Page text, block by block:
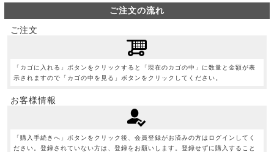
ご注文の流れ
ご注文
「カゴに入れる」ボタンをクリックすると「現在のカゴの中」に数量と金額が表
示されますので「カゴの中を見る」ボタンをクリックしてください。
お客様情報
「購入手続きへ」ボタンをクリック後、会員登録がお済みの方はログインしてく
ださい。登録されていない方は、登録をお願いします。登録せずに購入すること